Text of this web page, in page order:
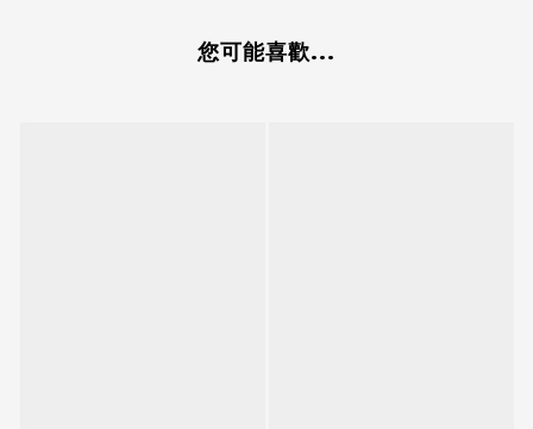
您可能喜歡...